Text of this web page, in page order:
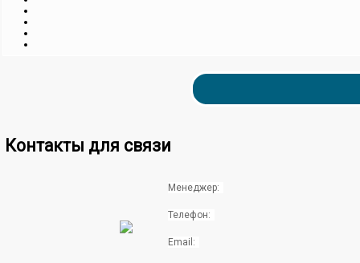
Контакты для связи
Менеджер:
Телефон:
Email: